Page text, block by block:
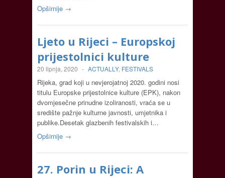
Opširnije →
Ljeto u Rijeci – Europskoj
prijestolnici kulture
20 lipnja, 2020 - ACTUALLY, FESTIVALS
Rijeka, grad koji u nevjerojatnoj 2020. godini nosi
titulu Europske prijestolnice kulture (EPK), nakon
dvomjesečne prinudne izoliranosti, vraća se u
središte pažnje kulturne javnosti, umjetnika i
publike.Desetak glazbenih festivalskih i…
Opširnije →
27. Porin u Rijeci: A